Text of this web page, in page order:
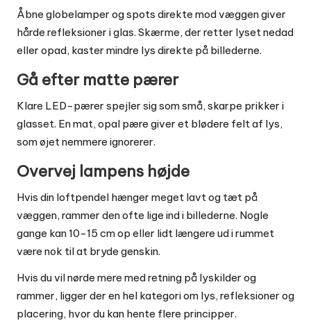
Åbne globelamper og spots direkte mod væggen giver
hårde refleksioner i glas. Skærme, der retter lyset nedad
eller opad, kaster mindre lys direkte på billederne.
Gå efter matte pærer
Klare LED-pærer spejler sig som små, skarpe prikker i
glasset. En mat, opal pære giver et blødere felt af lys,
som øjet nemmere ignorerer.
Overvej lampens højde
Hvis din loftpendel hænger meget lavt og tæt på
væggen, rammer den ofte lige ind i billederne. Nogle
gange kan 10-15 cm op eller lidt længere ud i rummet
være nok til at bryde genskin.
Hvis du vil nørde mere med retning på lyskilder og
rammer, ligger der en hel kategori om lys, refleksioner og
placering, hvor du kan hente flere principper.